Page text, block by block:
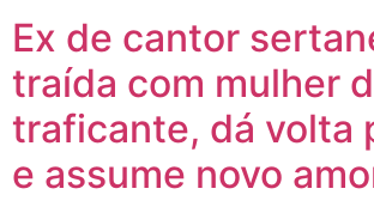
Ex de cantor
traída com mulher
traficante, dá volta
e assume novo